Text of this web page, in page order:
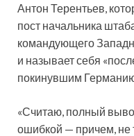
Антон Терентьев,
пост начальника
командующего
и называет себя
покинувшим
«Считаю, полный
ошибкой — причем, не